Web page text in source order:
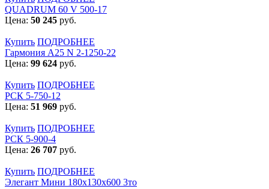
QUADRUM 60 V 500-17
Цена: 50 245 руб.
Купить ПОДРОБНЕЕ
Гармония А25 N 2-1250-22
Цена: 99 624 руб.
Купить ПОДРОБНЕЕ
РСК 5-750-12
Цена: 51 969 руб.
Купить ПОДРОБНЕЕ
РСК 5-900-4
Цена: 26 707 руб.
Купить ПОДРОБНЕЕ
Элегант Мини 180x130x600 3то